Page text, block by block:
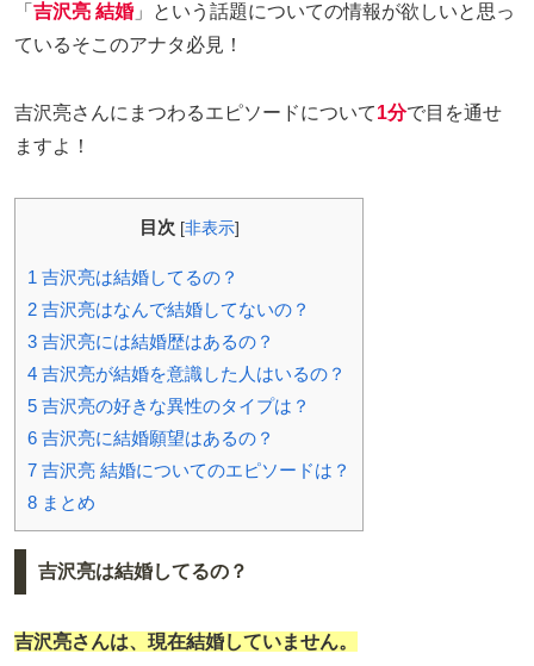
「 吉沢亮 結婚 」という話題についての情報が欲しいと思っ
ているそこのアナタ必見！
吉沢亮さんにまつわるエピソードについて1分で目を通せ
ますよ！
目次 [非表示]
1 吉沢亮は結婚してるの？
2 吉沢亮はなんで結婚してないの？
3 吉沢亮には結婚歴はあるの？
4 吉沢亮が結婚を意識した人はいるの？
5 吉沢亮の好きな異性のタイプは？
6 吉沢亮に結婚願望はあるの？
7 吉沢亮 結婚についてのエピソードは？
8 まとめ
吉沢亮は結婚してるの？
吉沢亮さんは、現在結婚していません。